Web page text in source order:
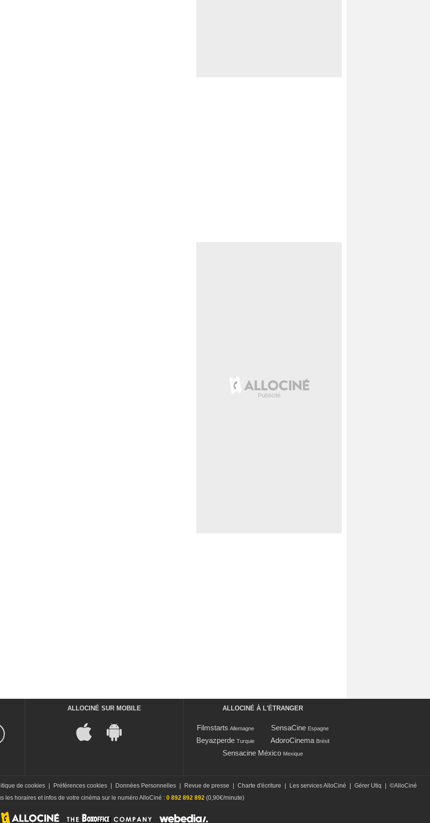
ALLOCINÉ SUR MOBILE ALLOCINÉ À L'ÉTRANGER
Filmstarts Allemagne SensaCine Espagne
Beyazperde Turquie AdoroCinema Brésil
Sensacine México Mexique
de cookies Préférences cookies Données Personnelles Revue de presse Charte d'écriture Les services AlloCiné Gérer Utiq
©AlloCiné
les horaires et infos de votre cinéma sur le numéro AlloCiné : 0 892 892 892 (0,90€/minute)